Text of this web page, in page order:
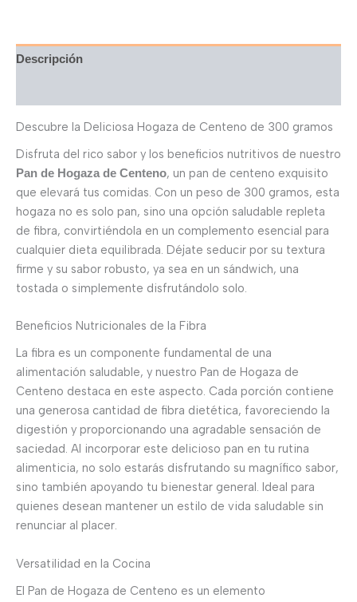
Descripción
Descubre la Deliciosa Hogaza de Centeno de 300 gramos
Disfruta del rico sabor y los beneficios nutritivos de nuestro
Pan de Hogaza de Centeno, un pan de centeno exquisito
que elevará tus comidas. Con un peso de 300 gramos, esta
hogaza no es solo pan, sino una opción saludable repleta
de fibra, convirtiéndola en un complemento esencial para
cualquier dieta equilibrada. Déjate seducir por su textura
firme y su sabor robusto, ya sea en un sándwich, una
tostada o simplemente disfrutándolo solo.
Beneficios Nutricionales de la Fibra
La fibra es un componente fundamental de una
alimentación saludable, y nuestro Pan de Hogaza de
Centeno destaca en este aspecto. Cada porción contiene
una generosa cantidad de fibra dietética, favoreciendo la
digestión y proporcionando una agradable sensación de
saciedad. Al incorporar este delicioso pan en tu rutina
alimenticia, no solo estarás disfrutando su magnífico sabor,
sino también apoyando tu bienestar general. Ideal para
quienes desean mantener un estilo de vida saludable sin
renunciar al placer.
Versatilidad en la Cocina
El Pan de Hogaza de Centeno es un elemento